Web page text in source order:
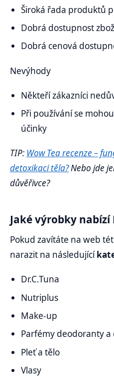
Široká řada produktů
Dobrá dostupnost
Dobrá cenová
Nevýhody
Někteří zákazníci
Při používání se
účinky
TIP: Wow Tea recenze –
detoxikaci těla?Nebo jde
důvěřivce?
Jaké výrobky nabízí
Pokud zavítáte na web
narazit na následující
Dr.C.Tuna
Nutriplus
Make-up
Parfémy deodoranty a
Pleť a tělo
Vlasy